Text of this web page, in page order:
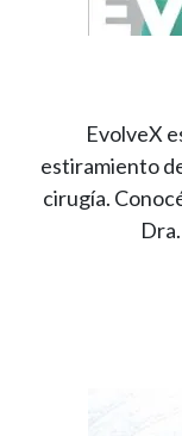
EvolveX
estiramiento
cirugía.